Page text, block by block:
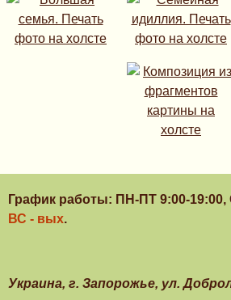
График работы: ПН-ПТ 9:00-19:00,
ВС - вых.
Украина, г. Запорожье, ул.